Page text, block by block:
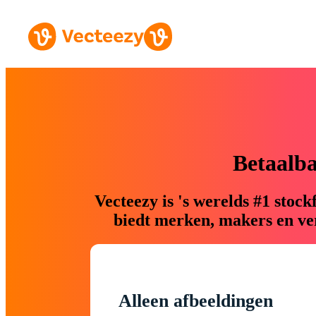
Vecteezy is 's werelds #1
biedt merken, makers en
Alleen afbeeldingen